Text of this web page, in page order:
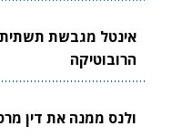
אינטל מגבשת תשתית
הרובוטיקה
ולנס ממנה את דין